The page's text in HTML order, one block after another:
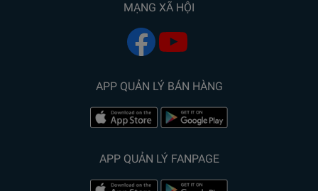
MẠNG XÃ HỘI
APP QUẢN LÝ BÁN HÀNG
APP QUẢN LÝ FANPAGE